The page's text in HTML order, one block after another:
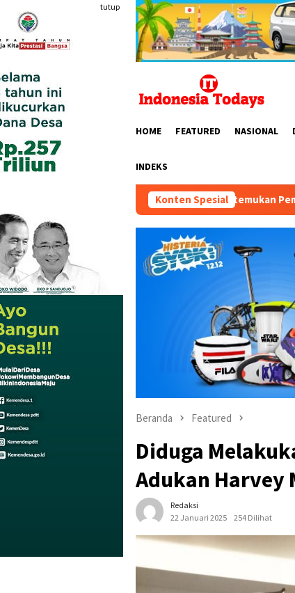
konten
tutup
HOME FEATURED NASIONAL
INDEKS
Konten Spesial
Forum Mempertemukan Pemerintah, Pelaku Industri,
Beranda Featured
Diduga
Adukan Harvey
Redaksi
22 Januari 2025
254 Dilihat